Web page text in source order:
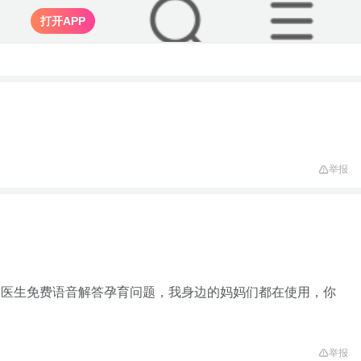
打开APP
举报
生免费语音解答孕育问题，我身边的妈妈们都在使用，你
举报